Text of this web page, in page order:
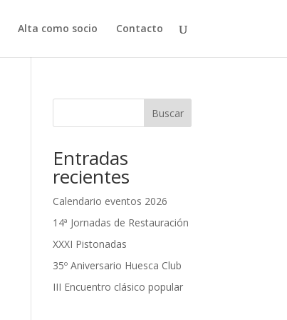
Alta como socio Contacto
Buscar
Entradas
recientes
Calendario eventos 2026
14ª Jornadas de Restauración
XXXI Pistonadas
35º Aniversario Huesca Club
III Encuentro clásico popular